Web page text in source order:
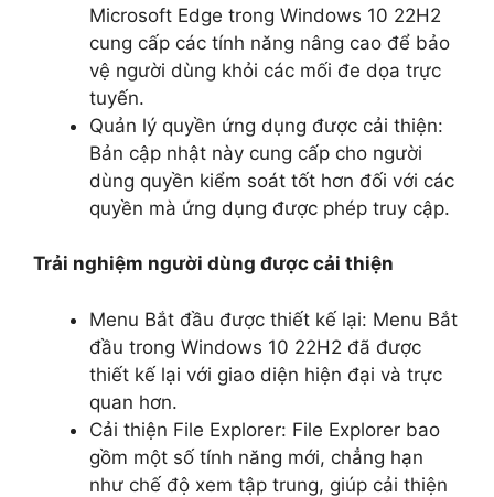
Microsoft Edge trong Windows 10 22H2
cung cấp các tính năng nâng cao để bảo
vệ người dùng khỏi các mối đe dọa trực
tuyến.
Quản lý quyền ứng dụng được cải thiện:
Bản cập nhật này cung cấp cho người
dùng quyền kiểm soát tốt hơn đối với các
quyền mà ứng dụng được phép truy cập.
Trải nghiệm người dùng được cải thiện
Menu Bắt đầu được thiết kế lại: Menu Bắt
đầu trong Windows 10 22H2 đã được
thiết kế lại với giao diện hiện đại và trực
quan hơn.
Cải thiện File Explorer: File Explorer bao
gồm một số tính năng mới, chẳng hạn
như chế độ xem tập trung, giúp cải thiện